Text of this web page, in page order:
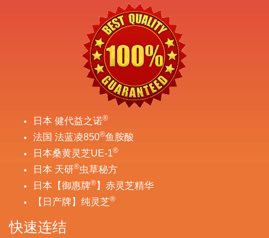
日本 健代益之诺®
法国 法蓝凌850®鱼胺酸
日本桑黄灵芝UE-1®
日本 天研®虫草秘方
日本【御惠牌® 】赤灵芝精华
【日产牌】纯灵芝®
快速连结